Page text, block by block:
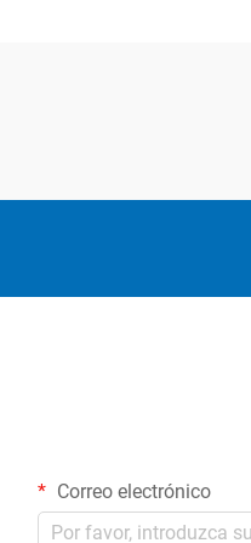
Correo electrónico